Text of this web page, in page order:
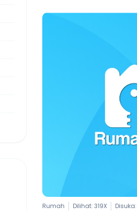
Rumah Dilihat: 319X Disuka: